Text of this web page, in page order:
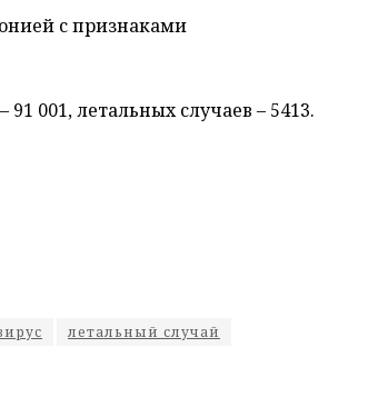
с признаками
91 001, летальных случаев – 5413.
летальный случай